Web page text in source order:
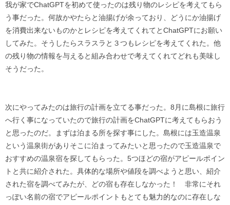
我が家でChatGPTを初めて使ったのは残り物のレシピを考えてもら
う事だった。何故かやたらと油揚げが余っており、どうにか油揚げ
を消費出来ないものかとレシピを考えてくれてとChatGPTにお願い
してみた。そうしたらスラスラと３つもレシピを考えてくれた。他
の残り物の情報を与えると組み合わせで考えてくれてどれも美味し
そうだった。
次にやってみたのは旅行の計画を立てる事だった。8月に島根に旅行
へ行く事になっていたので旅行の計画をChatGPTに考えてもらおう
と思ったのだ。まずは泊まる所を探す事にした。島根には玉造温泉
という温泉街がありそこに泊まってみたいと思ったので玉造温泉で
おすすめの温泉宿を探してもらった。5つほどの宿がアピールポイン
トと共に紹介された。具体的な場所や値段を調べようと思い、紹介
された宿を調べてみたが、どの宿も存在しなかった！ 非常にそれ
っぽい名前の宿でアピールポイントもとても魅力的なのに存在しな